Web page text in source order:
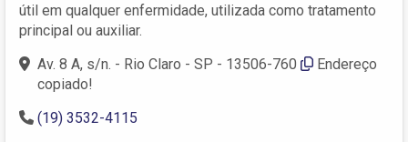
útil em qualquer enfermidade, utilizada como tratamento
principal ou auxiliar.
Av. 8 A, s/n. - Rio Claro - SP - 13506-760
Endereço
copiado!
(19) 3532-4115